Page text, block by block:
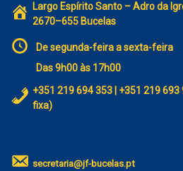
Largo Espírito Santo – Adro da
2670–655 Bucelas
De segunda-feira a sexta-feira
Das 9h00 às 17h00
+351 219 694 353 | +351 219
fixa)
secretaria@jf-bucelas.pt